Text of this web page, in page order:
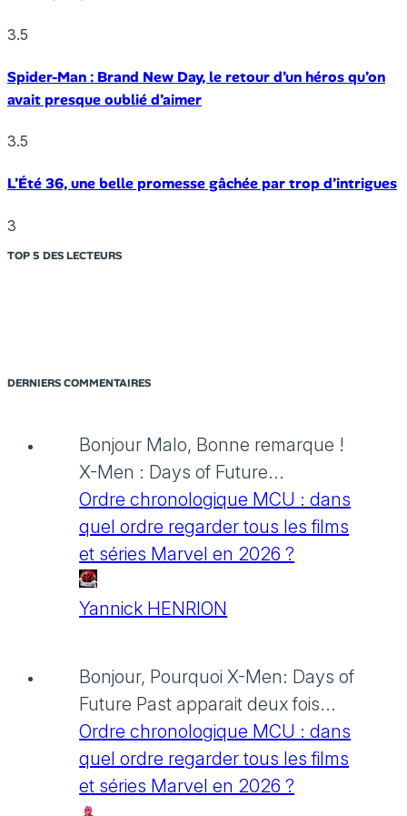
3.5
Spider-Man : Brand New Day, le retour d’un héros qu’on
avait presque oublié d’aimer
3.5
L’Été 36, une belle promesse gâchée par trop d’intrigues
3
TOP 5 DES LECTEURS
DERNIERS COMMENTAIRES
Bonjour Malo, Bonne remarque !
X-Men : Days of Future...
Ordre chronologique MCU : dans
quel ordre regarder tous les films
et séries Marvel en 2026 ?
Yannick HENRION
Bonjour, Pourquoi X-Men: Days of
Future Past apparait deux fois...
Ordre chronologique MCU : dans
quel ordre regarder tous les films
et séries Marvel en 2026 ?